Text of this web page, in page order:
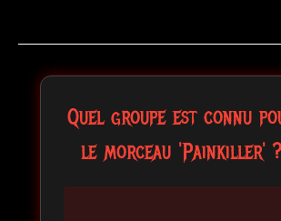
Quel groupe est connu
le morceau 'Painkiller' ?